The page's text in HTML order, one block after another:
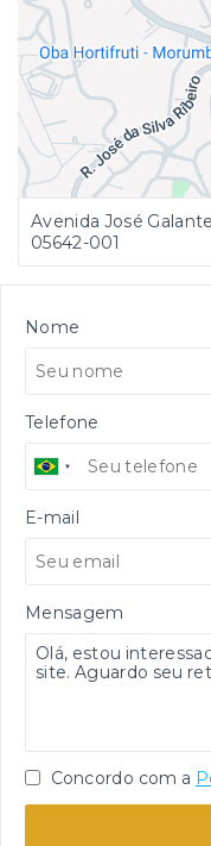
Avenida José
05642-001
Nome
Telefone
E-mail
Mensagem
Concordo com a